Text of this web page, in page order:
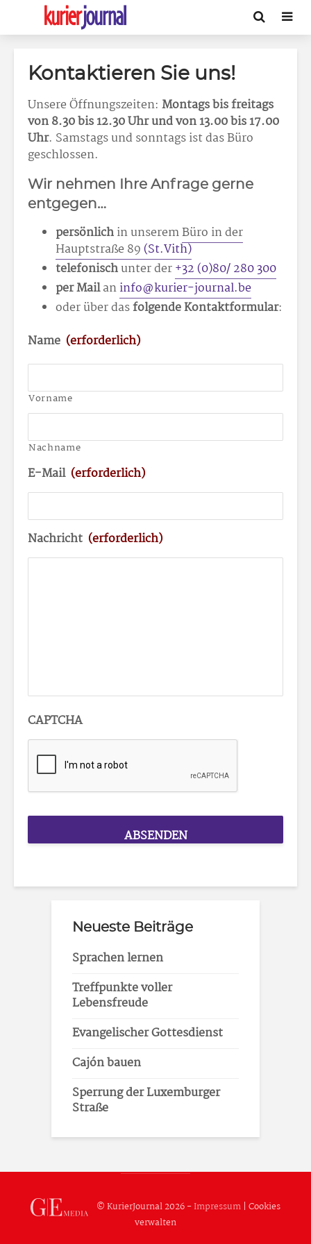
Kontaktieren Sie uns!
Unsere Öffnungszeiten: Montags bis freitags
von 8.30 bis 12.30 Uhr und von 13.00 bis 17.00
Uhr. Samstags und sonntags ist das Büro
geschlossen.
Wir nehmen Ihre Anfrage gerne
entgegen…
persönlichin unseremBüro in der
Hauptstraße 89 (St.Vith)
telefonischunter der+32 (0)80/ 280 300
per Mailaninfo@kurier-journal.be
oder über dasfolgende Kontaktformular:
Name (erforderlich)
Vorname
Nachname
E-Mail (erforderlich)
Nachricht (erforderlich)
CAPTCHA
Neueste Beiträge
Sprachen lernen
Treffpunkte voller
Lebensfreude
Evangelischer Gottesdienst
Cajón bauen
Sperrung der Luxemburger
Straße
© KurierJournal 2026 -Impressum| Cookies
verwalten